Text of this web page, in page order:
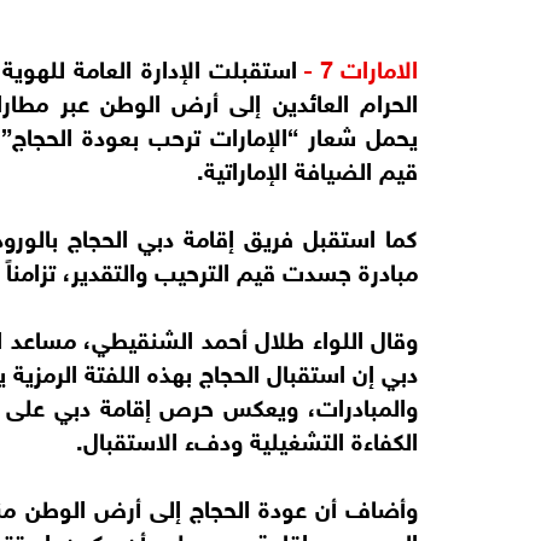
الامارات 7 -
استقبلت الإدارة العامة
الحرام العائدين إلى أرض الوطن عبر
يحمل شعار “الإمارات ترحب بعودة
قيم الضيافة الإماراتية.
كما استقبل فريق إقامة دبي الحجاج
مبادرة جسدت قيم الترحيب والتقدير،
وقال اللواء طلال أحمد الشنقيطي، مساعد
دبي إن استقبال الحجاج بهذه اللفتة
والمبادرات، ويعكس حرص إقامة دبي على
الكفاءة التشغيلية ودفء الاستقبال.
وأضاف أن عودة الحجاج إلى أرض الوطن